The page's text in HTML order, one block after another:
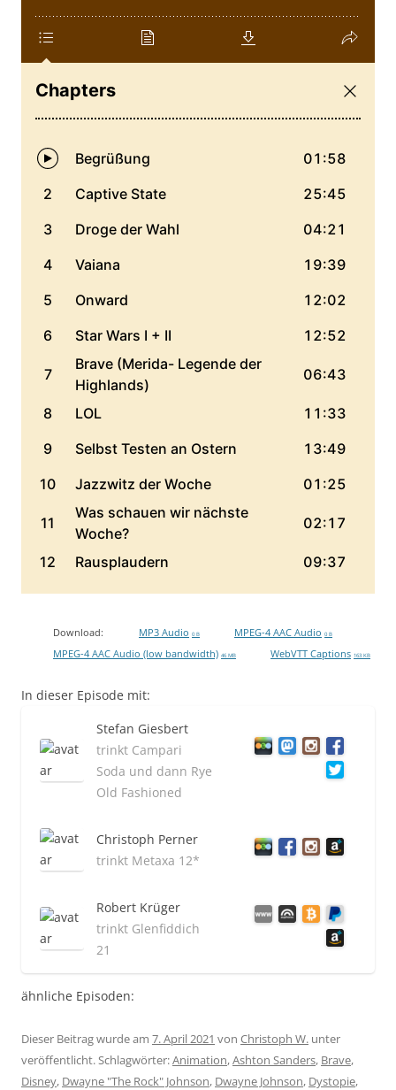
Download: MP3 Audio 0 B MPEG-4 AAC Audio 0 B
MPEG-4 AAC Audio (low bandwidth) 46 MB WebVTT Captions 163 KB
In dieser Episode mit:
Stefan Giesbert
trinkt Campari
Soda und dann Rye
Old Fashioned
Christoph Perner
trinkt Metaxa 12*
Robert Krüger
trinkt Glenfiddich
21
ähnliche Episoden:
Dieser Beitrag wurde am 7. April 2021 von Christoph W. unter
veröffentlicht. Schlagwörter:Animation,Ashton Sanders, Brave,
Disney, Dwayne "The Rock" Johnson, Dwayne Johnson, Dystopie,